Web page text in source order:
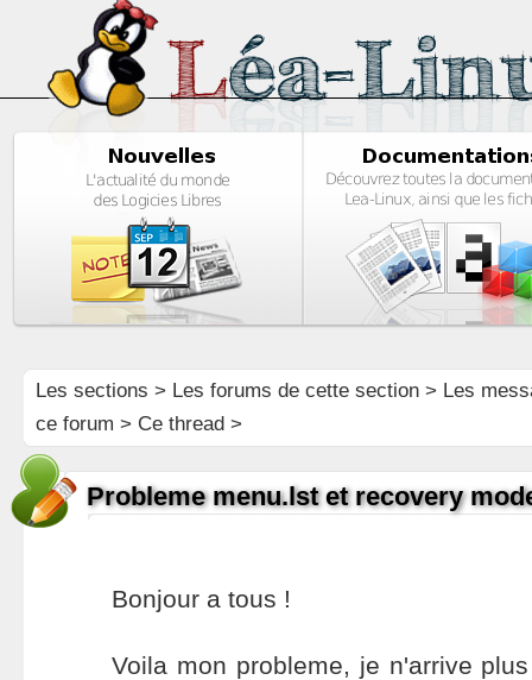
Les sections > Les forums de cette section> Les
ce forum > Ce thread >
Probleme menu.lst et recovery
Bonjour a tous !
Voila mon probleme, je n'arrive